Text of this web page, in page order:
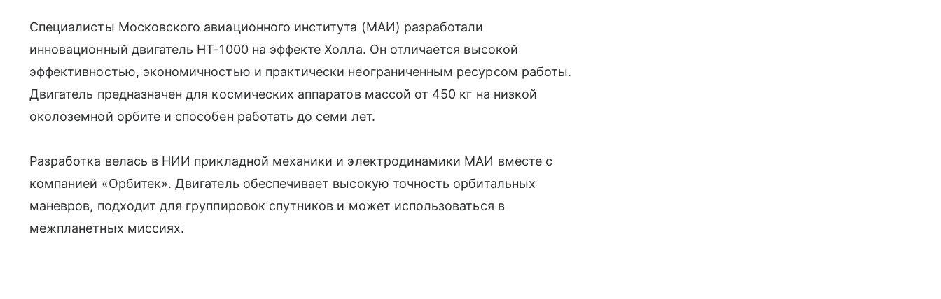
Специалисты Московского авиационного института (МАИ) разработали
инновационный двигатель HT-1000 на эффекте Холла. Он отличается высокой
эффективностью, экономичностью и практически неограниченным ресурсом работы.
Двигатель предназначен для космических аппаратов массой от 450 кг на низкой
околоземной орбите и способен работать до семи лет.
Разработка велась в НИИ прикладной механики и электродинамики МАИ вместе с
компанией «Орбитек». Двигатель обеспечивает высокую точность орбитальных
маневров, подходит для группировок спутников и может использоваться в
межпланетных миссиях.